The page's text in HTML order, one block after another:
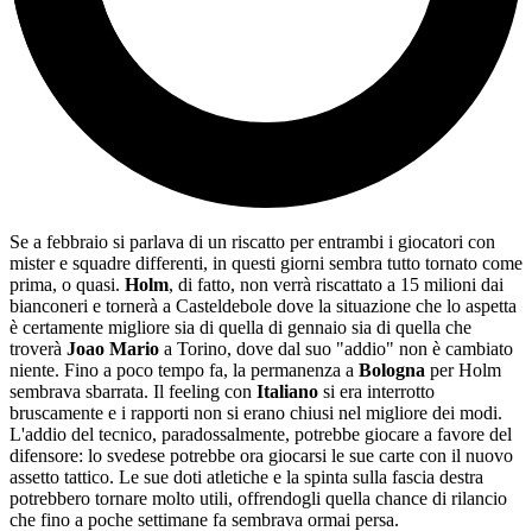
Se a febbraio si parlava di un riscatto per entrambi i giocatori con
mister e squadre differenti, in questi giorni sembra tutto tornato come
prima, o quasi. Holm, di fatto, non verrà riscattato a 15 milioni dai
bianconeri e tornerà a Casteldebole dove la situazione che lo aspetta
è certamente migliore sia di quella di gennaio sia di quella che
troverà Joao Mario a Torino, dove dal suo "addio" non è cambiato
niente. Fino a poco tempo fa, la permanenza a Bologna per Holm
sembrava sbarrata. Il feeling con Italiano si era interrotto
bruscamente e i rapporti non si erano chiusi nel migliore dei modi.
L'addio del tecnico, paradossalmente, potrebbe giocare a favore del
difensore: lo svedese potrebbe ora giocarsi le sue carte con il nuovo
assetto tattico. Le sue doti atletiche e la spinta sulla fascia destra
potrebbero tornare molto utili, offrendogli quella chance di rilancio
che fino a poche settimane fa sembrava ormai persa.